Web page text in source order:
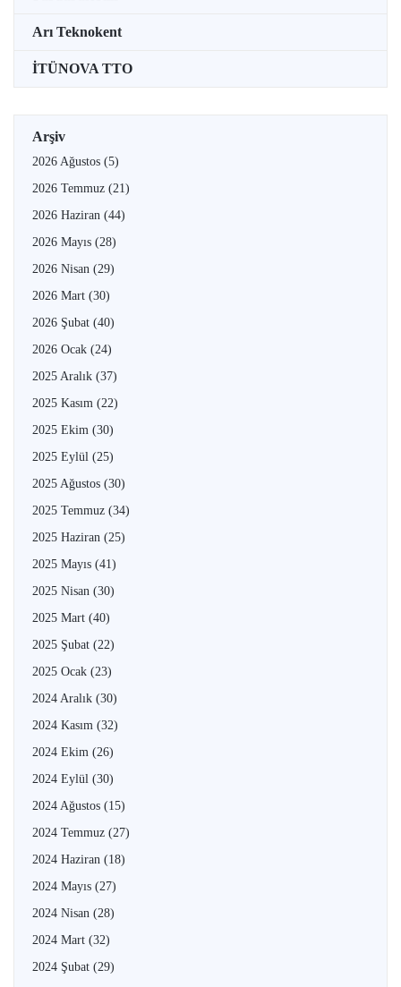
Arı Teknokent
İTÜNOVA TTO
Arşiv
2026 Ağustos (5)
2026 Temmuz (21)
2026 Haziran (44)
2026 Mayıs (28)
2026 Nisan (29)
2026 Mart (30)
2026 Şubat (40)
2026 Ocak (24)
2025 Aralık (37)
2025 Kasım (22)
2025 Ekim (30)
2025 Eylül (25)
2025 Ağustos (30)
2025 Temmuz (34)
2025 Haziran (25)
2025 Mayıs (41)
2025 Nisan (30)
2025 Mart (40)
2025 Şubat (22)
2025 Ocak (23)
2024 Aralık (30)
2024 Kasım (32)
2024 Ekim (26)
2024 Eylül (30)
2024 Ağustos (15)
2024 Temmuz (27)
2024 Haziran (18)
2024 Mayıs (27)
2024 Nisan (28)
2024 Mart (32)
2024 Şubat (29)